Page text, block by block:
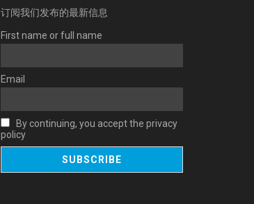
订阅我们发布的最新信息
First name or full name
Email
By continuing, you accept the privacy
policy